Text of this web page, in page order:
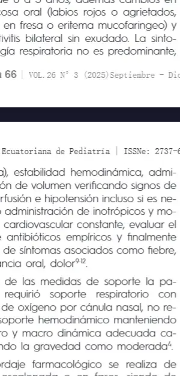
| VOL.26 N°3 (2025)Septiembre -
0 a 5 años, además cambios en
oral (labios rojos o agrietados,
en fresa o eritema mucofaringeo) y
bilateral sin exudado. La sinto-
respiratoria no es predominante,
estabilidad hemodinámica, admi-
de volumen verificando signos de
e hipotensión incluso si es ne-
administración de inotrópicos y mo-
cardiovascular constante, evaluar el
empíricos y finalmente
síntomas asociados como fiebre,
oral, dolor
9-12
las medidas de soporte la pa-
requirió soporte respiratorio
con
oxígeno por cánula nasal, no re-
hemodinámico manteniendo
y macro dinámica adecuada ca-
la gravedad como moderada
4
farmacológico se realiza de